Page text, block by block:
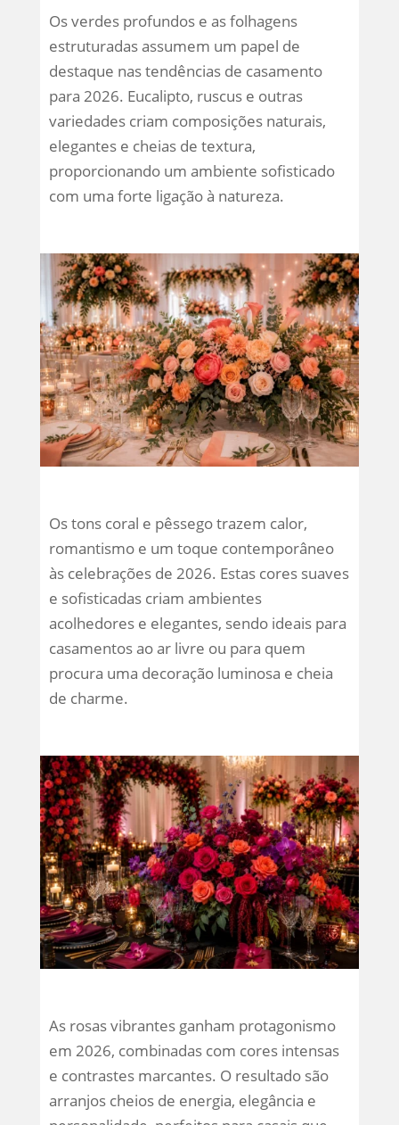
Os verdes profundos e as folhagens
estruturadas assumem um papel de
destaque nas tendências de casamento
para 2026. Eucalipto, ruscus e outras
variedades criam composições naturais,
elegantes e cheias de textura,
proporcionando um ambiente sofisticado
com uma forte ligação à natureza.
Os tons coral e pêssego trazem calor,
romantismo e um toque contemporâneo
às celebrações de 2026. Estas cores suaves
e sofisticadas criam ambientes
acolhedores e elegantes, sendo ideais para
casamentos ao ar livre ou para quem
procura uma decoração luminosa e cheia
de charme.
As rosas vibrantes ganham protagonismo
em 2026, combinadas com cores intensas
e contrastes marcantes. O resultado são
arranjos cheios de energia, elegância e